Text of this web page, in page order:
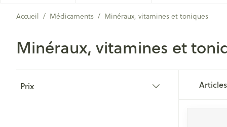
Accueil / Médicaments / Minéraux, vitamines et toniques
Minéraux, vitamines et
Prix
Articles